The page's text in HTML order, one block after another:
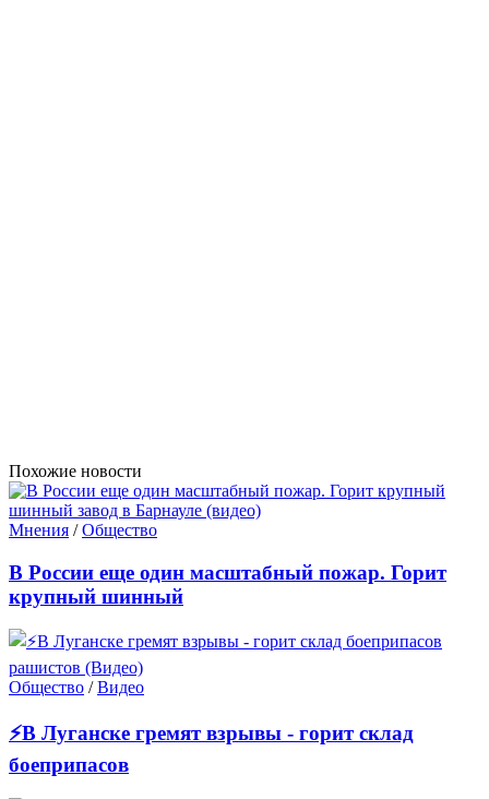
Похожие новости
Мнения /Общество
В России еще один масштабный пожар. Горит
крупный шинный
Общество /Видео
⚡В Луганске гремят взрывы - горит склад
боеприпасов